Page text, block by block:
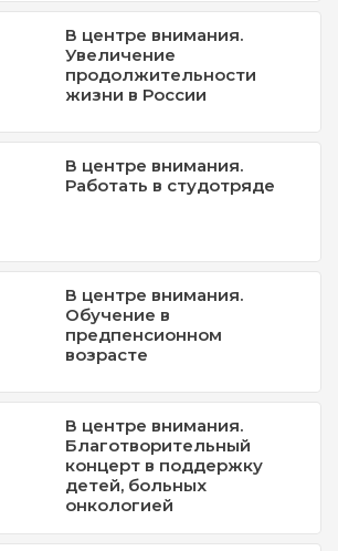
В центре внимания.
Увеличение
продолжительности
жизни в России
В центре внимания.
Работать в студотряде
В центре внимания.
Обучение в
предпенсионном
возрасте
В центре внимания.
Благотворительный
концерт в поддержку
детей, больных
онкологией